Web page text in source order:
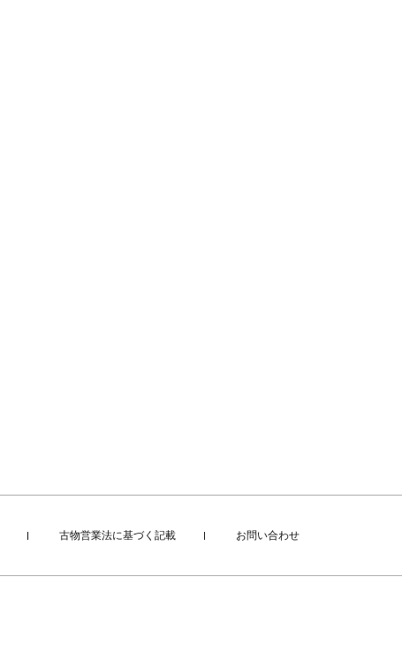
古物営業法に基づく記載 お問い合わせ